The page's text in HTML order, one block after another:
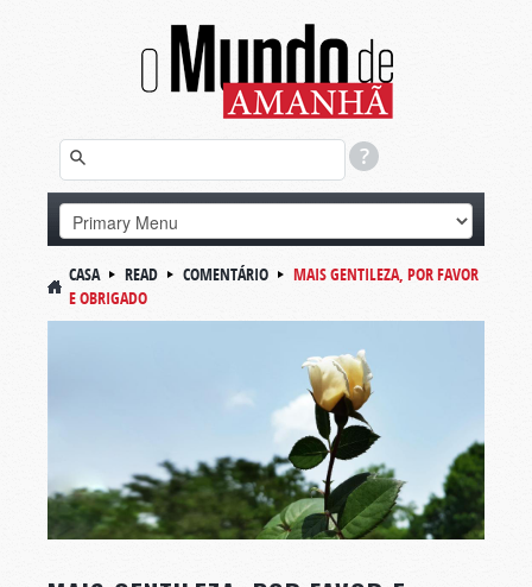
CASA READ COMENTÁRIO
MAIS GENTILEZA, POR FAVOR
E OBRIGADO